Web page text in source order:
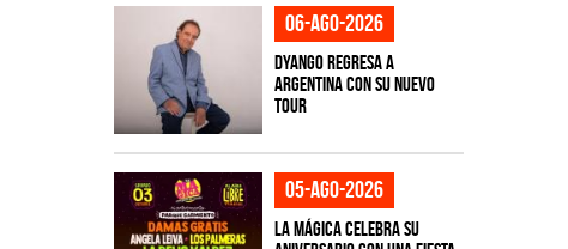
06-ago-2026
Dyango regresa a
Argentina con su nuevo
tour
05-ago-2026
La Mágica celebra su